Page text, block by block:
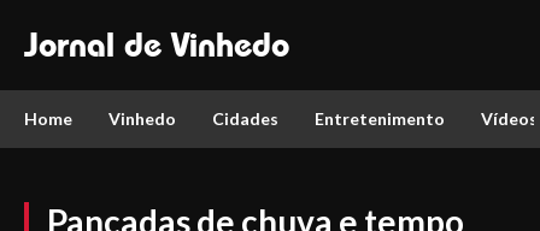
Jornal de Vinhedo
Home Vinhedo Cidades Entretenimento Vídeos
Pancadas de chuva e tempo